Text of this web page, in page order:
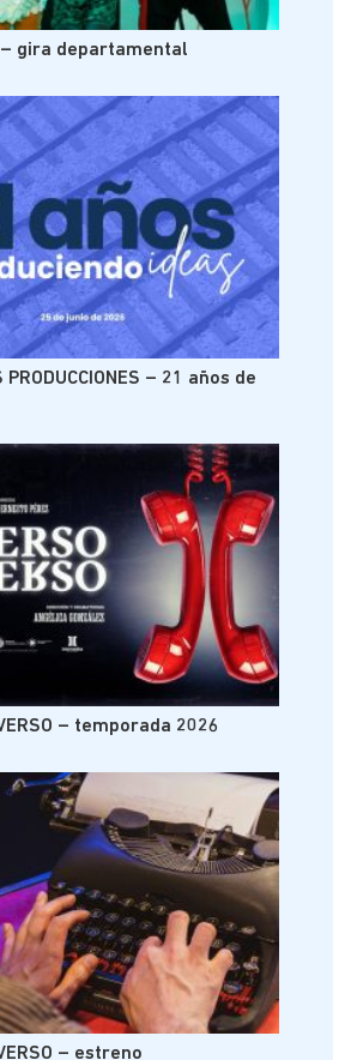
– gira departamental
PRODUCCIONES – 21 años de
– temporada 2026
– estreno